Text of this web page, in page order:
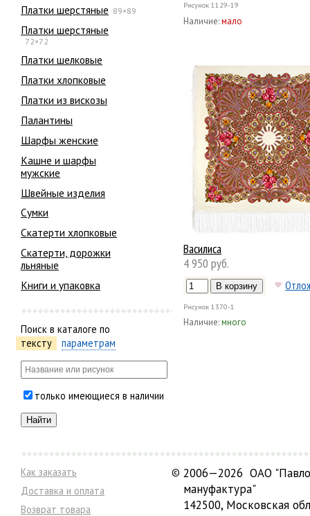
Платки шерстяные 89×89
Платки шерстяные
72×72
Платки шелковые
Платки хлопковые
Платки из вискозы
Палантины
Шарфы женские
Кашне и шарфы
мужские
Швейные изделия
Сумки
Скатерти хлопковые
Скатерти, дорожки
льняные
Книги и упаковка
Поиск в каталоге по
тексту
параметрам
только имеющиеся в наличии
Рисунок 1129-19
Наличие:мало
Василиса
4 950 руб.
Рисунок 1370-1
Наличие:много
Как заказать
Доставка и оплата
Возврат товара
© 2006—2026 ОАО
мануфактура"
142500, Московская